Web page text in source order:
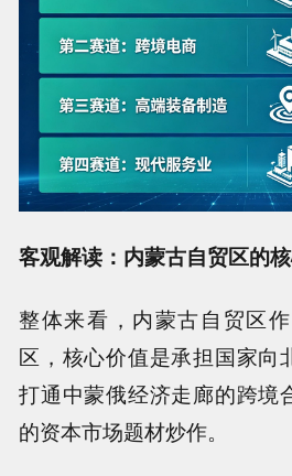
客观解读：内蒙古自贸区的
整体来看，内蒙古自贸区
区，核心价值是承担国家向
打通中蒙俄经济走廊的跨境
的资本市场题材炒作。